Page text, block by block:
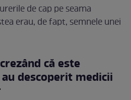
de cap pe seama
erau, de fapt, semnele unei
că este
descoperit medicii